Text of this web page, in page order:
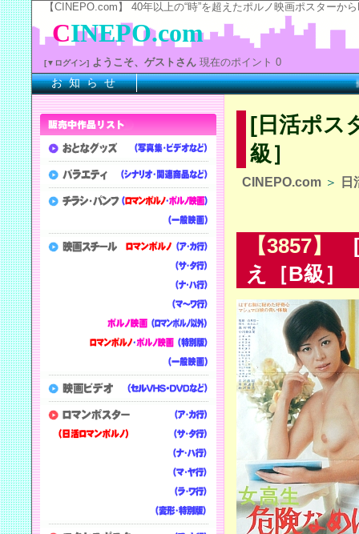
【CINEPO.com】 40年以上の“時”を超えたポルノ映画ポスター
[日活ポス
級］
CINEPO.com ＞ 日
【3857】
[
え［B級］
※上
CINEPO.com
[▼ログイン] ようこそ、ゲストさん 現在のポイント 0
お 知 ら せ